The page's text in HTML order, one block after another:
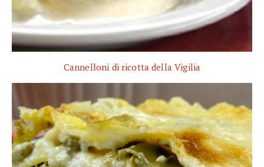
Cannelloni di ricotta della Vigilia